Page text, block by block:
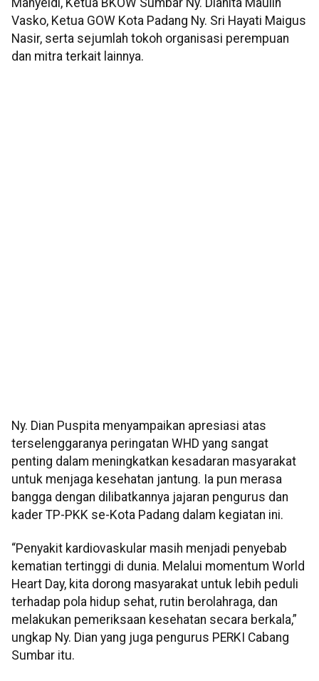
Mahyeldi, Ketua BKOW Sumbar Ny. Dianita Maulin
Vasko, Ketua GOW Kota Padang Ny. Sri Hayati Maigus
Nasir, serta sejumlah tokoh organisasi perempuan
dan mitra terkait lainnya.
Ny. Dian Puspita menyampaikan apresiasi atas
terselenggaranya peringatan WHD yang sangat
penting dalam meningkatkan kesadaran masyarakat
untuk menjaga kesehatan jantung. Ia pun merasa
bangga dengan dilibatkannya jajaran pengurus dan
kader TP-PKK se-Kota Padang dalam kegiatan ini.
“Penyakit kardiovaskular masih menjadi penyebab
kematian tertinggi di dunia. Melalui momentum World
Heart Day, kita dorong masyarakat untuk lebih peduli
terhadap pola hidup sehat, rutin berolahraga, dan
melakukan pemeriksaan kesehatan secara berkala,”
ungkap Ny. Dian yang juga pengurus PERKI Cabang
Sumbar itu.